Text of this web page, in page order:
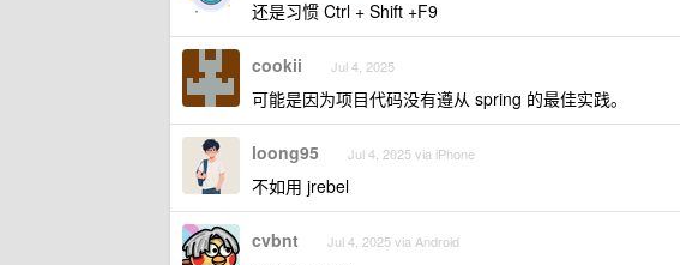
还是习惯 Ctrl + Shift +F9
cookii Jul 4, 2025
可能是因为项目代码没有遵从 spring 的最佳实践。
loong95 Jul 4, 2025 via iPhone
不如用 jrebel
cvbnt Jul 4, 2025 via Android